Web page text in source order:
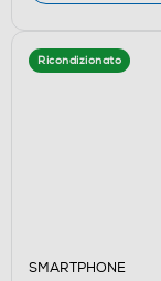
Ricondizionato
SMARTPHONE